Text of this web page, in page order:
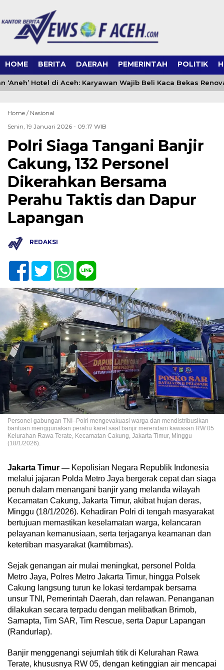
HOME BERITA DAERAH PEMERINTAH POLITIK
‘Aneh’ Hotel di Aceh: Karyawan Wajib Beli Kaca Bekas
Home / Nasional
Senin, 19 Januari 2026 - 09:17 WIB
Polri Siaga Tangani Banjir
Cakung, 132 Personel
Dikerahkan Bersama
Perahu Taktis dan Dapur
Lapangan
REDAKSI
Personel gabungan TNI–Polri mengevakuasi warga dan mendistribusikan
bantuan menggunakan perahu karet saat banjir merendam kawasan RW 05
Kelurahan Rawa Terate, Kecamatan Cakung, Jakarta Timur, Minggu
(18/1/2026).
Jakarta Timur — Kepolisian Negara Republik Indonesia
melalui jajaran Polda Metro Jaya bergerak cepat dan siaga
penuh dalam menangani banjir yang melanda wilayah
Kecamatan Cakung, Jakarta Timur, akibat hujan deras,
Minggu (18/1/2026). Kehadiran Polri di tengah masyarakat
bertujuan memastikan keselamatan warga, kelancaran
pelayanan kemanusiaan, serta terjaganya keamanan dan
ketertiban masyarakat (kamtibmas).
Sejak genangan air mulai meningkat, personel Polda
Metro Jaya, Polres Metro Jakarta Timur, hingga Polsek
Cakung langsung turun ke lokasi terdampak bersama
unsur TNI, Pemerintah Daerah, dan relawan. Penanganan
dilakukan secara terpadu dengan melibatkan Brimob,
Samapta, Tim SAR, Tim Rescue, serta Dapur Lapangan
(Randurlap).
Banjir menggenangi sejumlah titik di Kelurahan Rawa
Terate, khususnya RW 05, dengan ketinggian air mencapai